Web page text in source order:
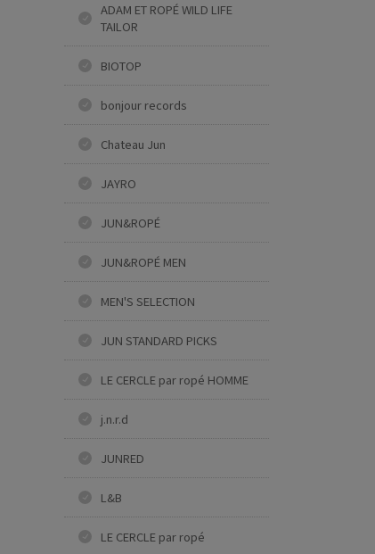
ADAM ET ROPÉ WILD LIFE
TAILOR
BIOTOP
bonjour records
Chateau Jun
JAYRO
JUN&ROPÉ
JUN&ROPÉ MEN
MEN'S SELECTION
JUN STANDARD PICKS
LE CERCLE par ropé HOMME
j.n.r.d
JUNRED
L&B
LE CERCLE par ropé